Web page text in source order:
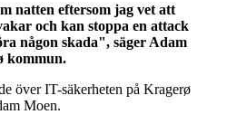
natten eftersom jag vet att
och kan stoppa en attack
någon skada", säger Adam
kommun.
över IT-säkerheten på Kragerø
Moen.